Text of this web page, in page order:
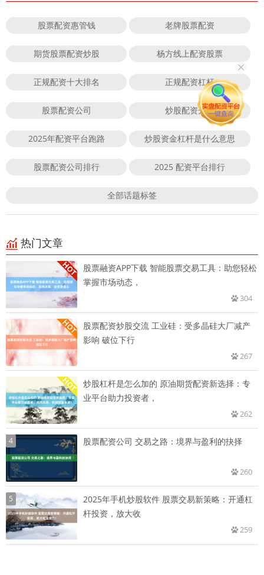
股票配资惠管钱 老牌股票配资
期货股票配资炒股 杨方线上配资股票
正规配资十大排名 正规配资杠杆
股票配资公司 炒股配资开户
2025年配资平台跑路 炒股资金杠杆是什么意思
股票配资公司排行 2025 配资平台排行
全部话题标签
热门文章
股票融资APP下载 智能股票交易工具：助您轻松
掌握市场动态，
304
股票配资炒股交流 工业硅：受多晶硅大厂减产
影响 破位下行
267
炒股杠杆是怎么加的 原油期货配资新选择：专
业平台助力投资者，
262
4 股票配资公司 交易之路：境界与盈利的抉择
260
5
2025年手机炒股软件 股票交易新策略：开通杠
杆投资，放大收
259